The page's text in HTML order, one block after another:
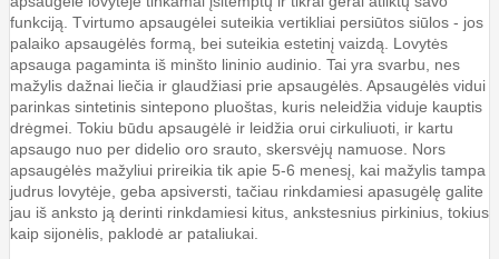
funkciją. Tvirtumo apsaugėlei suteikia vertikliai persiūtos siūlos - jos
palaiko apsaugėlės formą, bei suteikia estetinį vaizdą. Lovytės
apsauga pagaminta iš minšto lininio audinio. Tai yra svarbu, nes
mažylis dažnai liečia ir glaudžiasi prie apsaugėlės. Apsaugėlės vidui
parinkas sintetinis sintepono pluoštas, kuris neleidžia viduje kauptis
drėgmei. Tokiu būdu apsaugėlė ir leidžia orui cirkuliuoti, ir kartu
apsaugo nuo per didelio oro srauto, skersvėjų namuose. Nors
apsaugėlės mažyliui prireikia tik apie 5-6 menesį, kai mažylis tampa
judrus lovytėje, geba apsiversti, tačiau rinkdamiesi apasugėlę galite
jau iš anksto ją derinti rinkdamiesi kitus, ankstesnius pirkinius, tokius
kaip sijonėlis, paklodė ar pataliukai.